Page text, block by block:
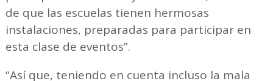
de que las escuelas tienen hermosas
instalaciones, preparadas para participar en
esta clase de eventos”.
“Así que, teniendo en cuenta incluso la mala